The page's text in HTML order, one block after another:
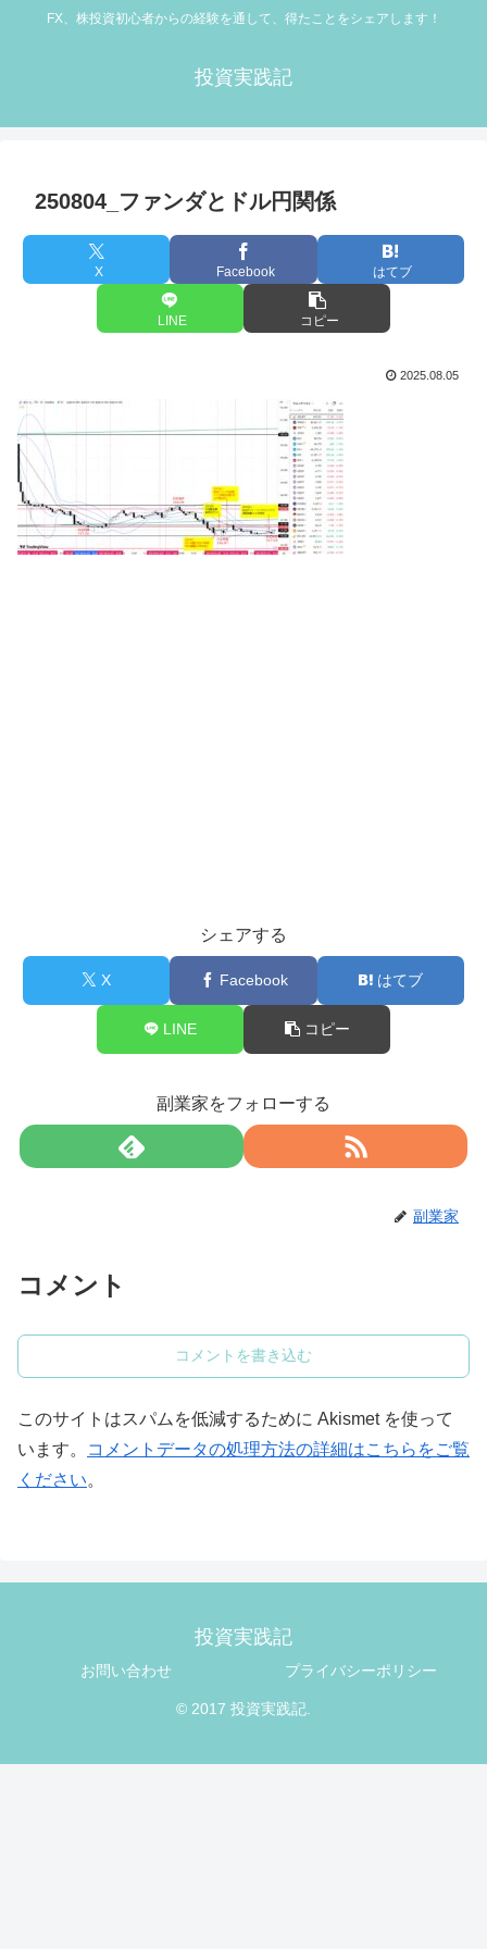
FX、株投資初心者からの経験を通して、得たことをシェアします！
投資実践記
250804_ファンダとドル円関係
X Facebook はてブ
LINE コピー
2025.08.05
シェアする
X Facebook はてブ
LINE コピー
副業家をフォローする
副業家
コメント
コメントを書き込む
このサイトはスパムを低減するために Akismet を使って
います。
コメントデータの処理方法の詳細はこちらをご覧
ください。
投資実践記
お問い合わせ プライバシーポリシー
© 2017 投資実践記.